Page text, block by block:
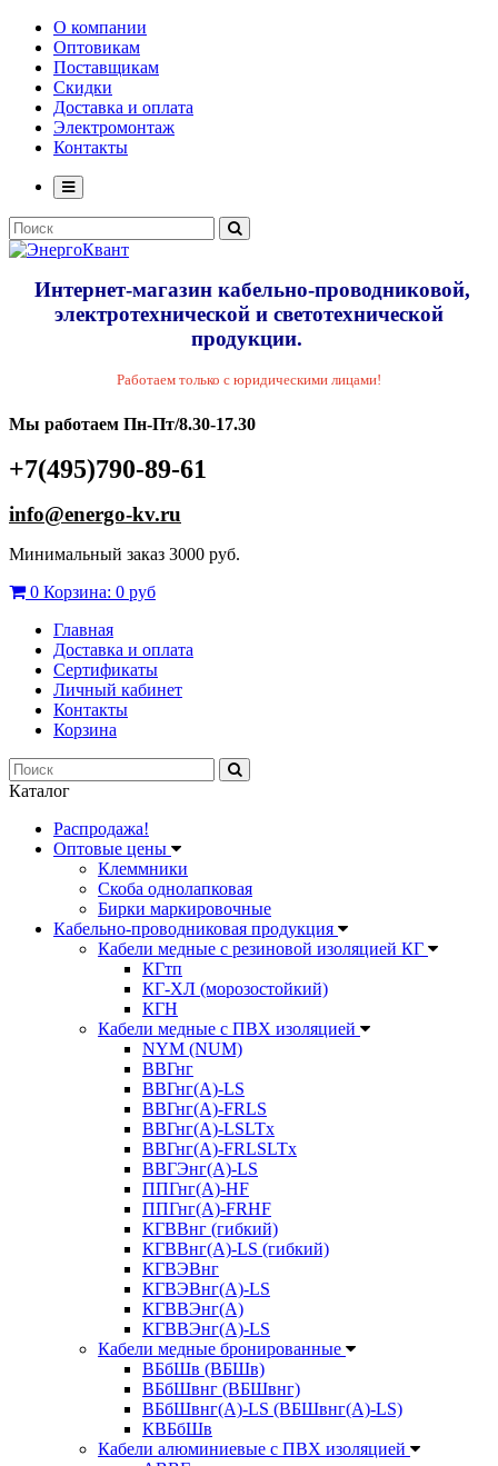
О компании
Оптовикам
Поставщикам
Скидки
Доставка и оплата
Электромонтаж
Контакты
Интернет-магазин кабельно-проводниковой,
электротехнической и светотехнической
продукции.
Работаем только с юридическими лицами!
Мы работаем Пн-Пт/8.30-17.30
+7(495)790-89-61
info@energo-kv.ru
Минимальный заказ 3000 руб.
0 Корзина: 0 руб
Главная
Доставка и оплата
Сертификаты
Личный кабинет
Контакты
Корзина
Каталог
Распродажа!
Оптовые цены
Клеммники
Скоба однолапковая
Бирки маркировочные
Кабельно-проводниковая продукция
Кабели медные с резиновой изоляцией КГ
КГтп
КГ-ХЛ (морозостойкий)
КГН
Кабели медные с ПВХ изоляцией
NYM (NUM)
ВВГнг
ВВГнг(А)-LS
ВВГнг(А)-FRLS
ВВГнг(A)-LSLTx
ВВГнг(A)-FRLSLTx
ВВГЭнг(А)-LS
ППГнг(А)-HF
ППГнг(А)-FRHF
КГВВнг (гибкий)
КГВВнг(А)-LS (гибкий)
КГВЭВнг
КГВЭВнг(А)-LS
КГВВЭнг(А)
КГВВЭнг(А)-LS
Кабели медные бронированные
ВБбШв (ВБШв)
ВБбШвнг (ВБШвнг)
ВБбШвнг(А)-LS (ВБШвнг(А)-LS)
КВБбШв
Кабели алюминиевые с ПВХ изоляцией